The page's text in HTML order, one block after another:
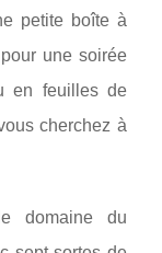
petite boîte à
une soirée
en feuilles de
cherchez à
domaine du